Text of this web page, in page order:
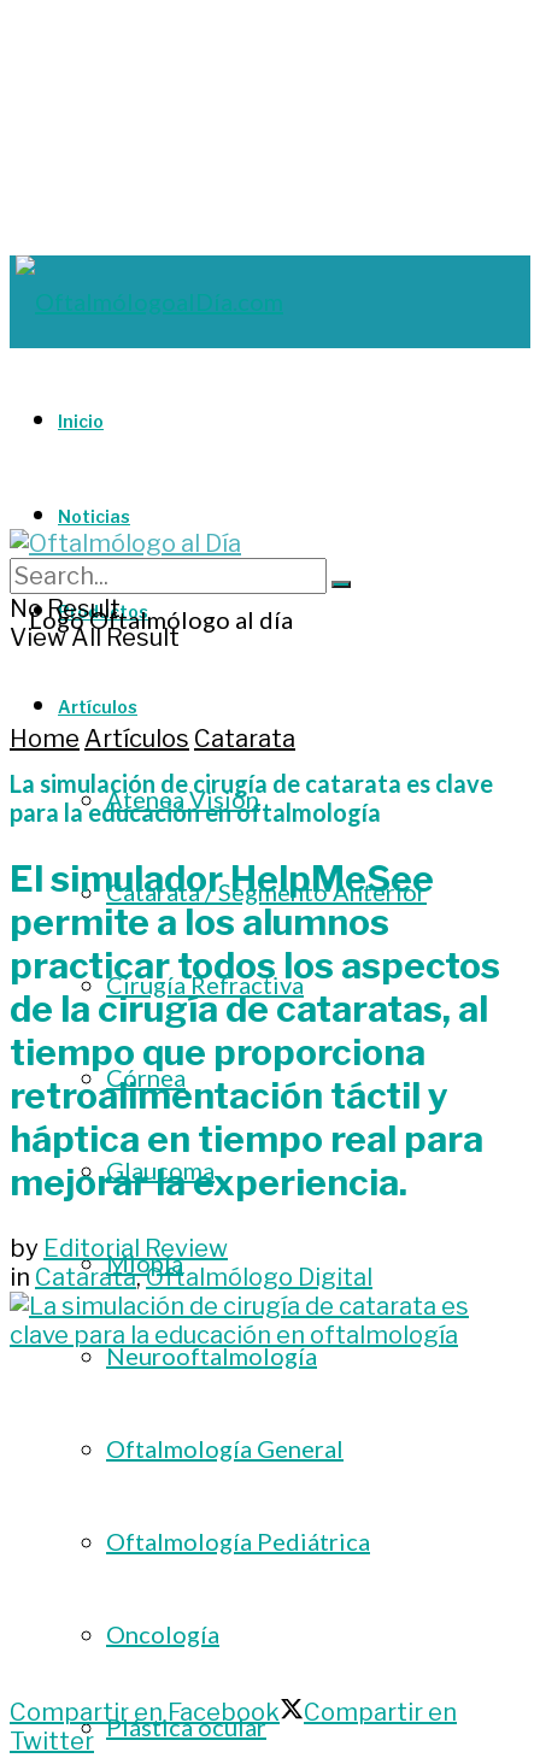
Inicio
Noticias
Productos
Artículos
Atenea Visión
Catarata / Segmento Anterior
Cirugía Refractiva
Córnea
Glaucoma
Miopía
Neurooftalmología
Oftalmología General
Oftalmología Pediátrica
Oncología
Plástica ocular
No Result
View All Result
Home Artículos Catarata
La simulación de cirugía de catarata es clave
para la educación en oftalmología
El simulador HelpMeSee
permite a los alumnos
practicar todos los aspectos
de la cirugía de cataratas, al
tiempo que proporciona
retroalimentación táctil y
háptica en tiempo real para
mejorar la experiencia.
by Editorial Review
in Catarata,Oftalmólogo Digital
Compartir en Facebook
Compartir en
Twitter